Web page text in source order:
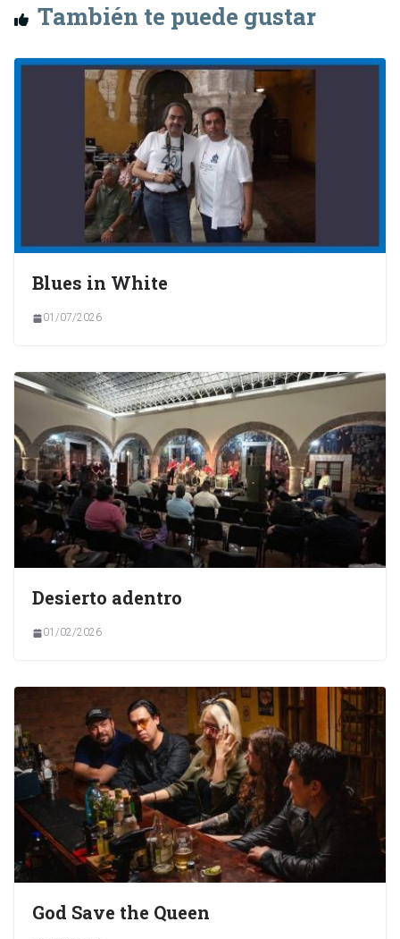
También te puede gustar
Blues in White
01/07/2026
Desierto adentro
01/02/2026
God Save the Queen